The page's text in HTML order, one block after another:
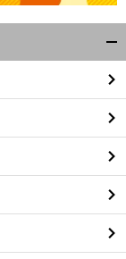
閉
る